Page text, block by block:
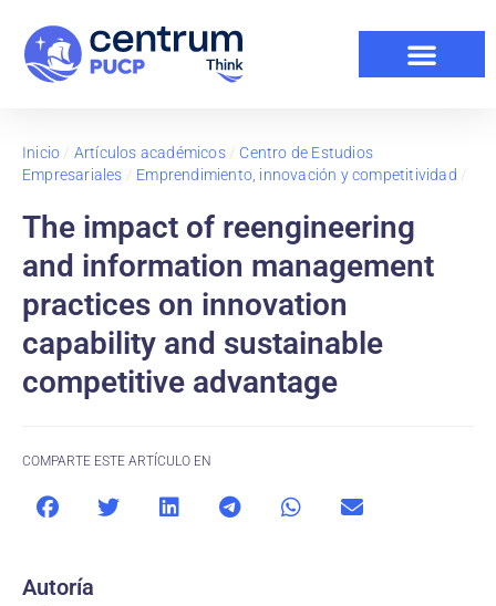
Inicio / Artículos académicos/ Centro de Estudios
Empresariales / Emprendimiento, innovación y competitividad /
The impact of reengineering
and information management
practices on innovation
capability and sustainable
competitive advantage
COMPARTE ESTE ARTÍCULO EN
Autoría